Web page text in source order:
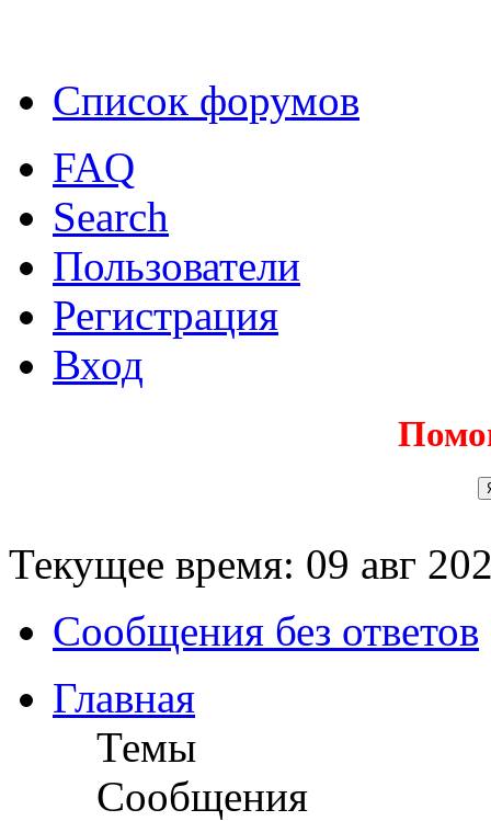
Список форумов
FAQ
Search
Пользователи
Регистрация
Вход
Текущее время: 09 авг
Сообщения без ответов
Главная
Темы
Сообщения